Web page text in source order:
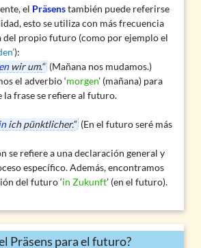
el Präsenstambién puede referirse
esto se utiliza con más frecuencia
del propio futuro (como por ejemplo el
):
wir um.“ (Mañana nos mudamos.)
eladverbio‘morgen’ (mañana) para
la frase se refiere al futuro.
ich pünktlicher.“ (En el futuro seré más
se refiere a una declaración general y
específico. Además, encontramos
del futuro ‘in Zukunft’ (en el futuro).
Präsens para el futuro?